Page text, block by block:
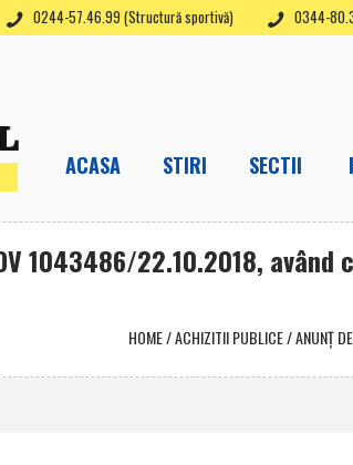
0244-57.46.99 (Structură sportivă) 0344-
ACASA STIRI SECTII
1043486/22.10.2018,
HOME/ACHIZITII PUBLICE/ANUNŢ